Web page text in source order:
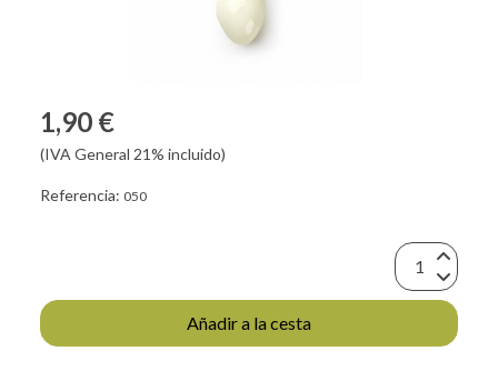
1,90 €
(IVA General 21% incluido)
Referencia: 050
Añadir a la cesta